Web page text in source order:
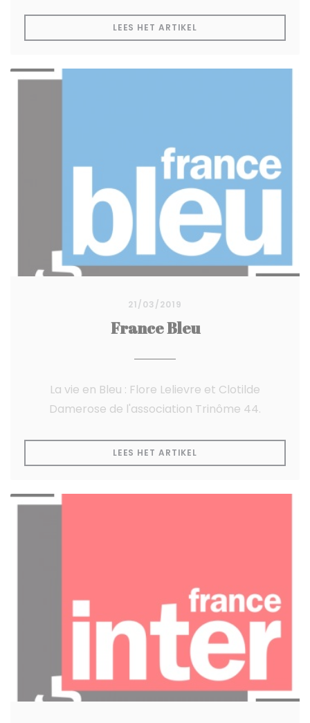
LEES HET ARTIKEL
21/03/2019
France Bleu
La vie en Bleu : Flore Lelievre et Clotilde
Damerose de l'association Trinôme 44.
LEES HET ARTIKEL